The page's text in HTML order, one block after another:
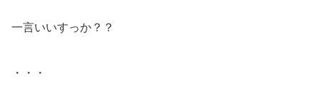
一言いいすっか？？
・・・